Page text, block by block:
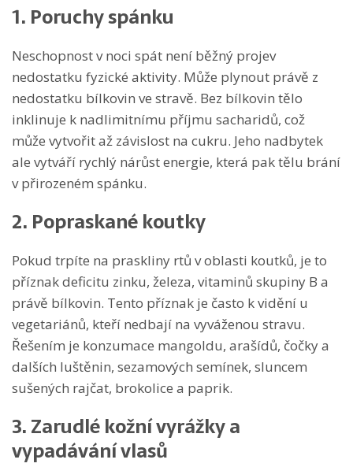
1. Poruchy spánku
Neschopnost v noci spát není běžný projev
nedostatku fyzické aktivity. Může plynout právě z
nedostatku bílkovin ve stravě. Bez bílkovin tělo
inklinuje k nadlimitnímu příjmu sacharidů, což
může vytvořit až závislost na cukru. Jeho nadbytek
ale vytváří rychlý nárůst energie, která pak tělu brání
v přirozeném spánku.
2. Popraskané koutky
Pokud trpíte na praskliny rtů v oblasti koutků, je to
příznak deficitu zinku, železa, vitaminů skupiny B a
právě bílkovin. Tento příznak je často k vidění u
vegetariánů, kteří nedbají na vyváženou stravu.
Řešením je konzumace mangoldu, arašídů, čočky a
dalších luštěnin, sezamových semínek, sluncem
sušených rajčat, brokolice a paprik.
3. Zarudlé kožní vyrážky a
vypadávání vlasů